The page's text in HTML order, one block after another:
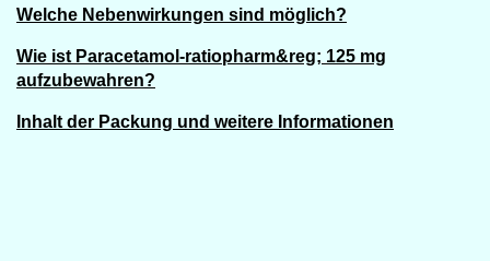
Welche Nebenwirkungen sind möglich?
Wie ist Paracetamol-ratiopharm&reg; 125 mg
aufzubewahren?
Inhalt der Packung und weitere Informationen